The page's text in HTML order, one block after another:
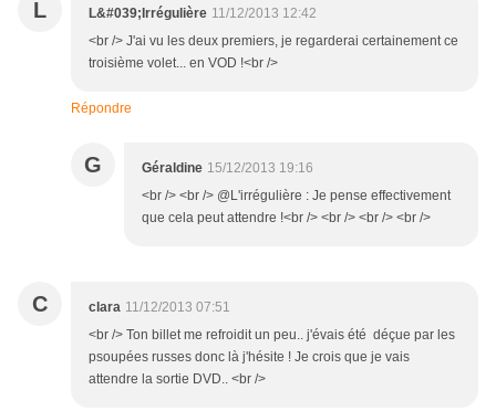
L L&#039;Irrégulière 11/12/2013 12:42
<br /> J'ai vu les deux premiers, je regarderai certainement ce
troisième volet... en VOD !<br />
Répondre
G Géraldine 15/12/2013 19:16
<br /> <br /> @L'irrégulière : Je pense effectivement
que cela peut attendre !<br /> <br /> <br /> <br />
C clara 11/12/2013 07:51
<br /> Ton billet me refroidit un peu.. j'évais été déçue par les
psoupées russes donc là j'hésite ! Je crois que je vais
attendre la sortie DVD.. <br />